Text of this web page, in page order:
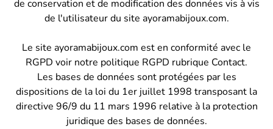
de conservation et de modification des données vis à vis
de l'utilisateur du site ayoramabijoux.com.
Le site ayoramabijoux.com est en conformité avec le
RGPD voir notre politique RGPD rubrique Contact.
Les bases de données sont protégées par les
dispositions de la loi du 1er juillet 1998 transposant la
directive 96/9 du 11 mars 1996 relative à la protection
juridique des bases de données.